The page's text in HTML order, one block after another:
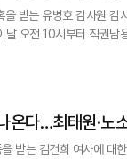
받는 유병호 감사원 감사
날 오전 10시부터 직권
전망이다. 유 위원은 이날 오전 9시 40분
온다…최태원·노
받는 김건희 여사에 대